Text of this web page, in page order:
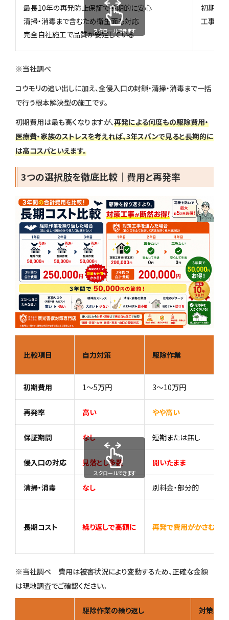
最長10年の再発防止保証で長期的に安心
清掃・消毒まで含むため衛生面も対応
完全自社施工で品質が安定している
初期費
工事期
スクロールできます
※当社調べ
コウモリの追い出しに加え、全侵入口の封鎖・清掃・消毒まで一括
で行う根本解決型の施工です。
初期費用は最も高くなりますが、再発による何度もの駆除費用・
医療費・家族のストレスを考えれば、3年スパンで見ると長期的に
は高コスパといえます。
3つの選択肢を徹底比較｜費用と再発率
比較項目 自力対策 駆除作業
初期費用 1～5万円 3〜10万円
再発率 高い やや高い
保証期間 なし 短期または無し
侵入口の対応 見落とし多数 開いたまま
清掃・消毒 なし 別料金・部分的
長期コスト 繰り返しで高額に 再発で費用がかさむ
スクロールできます
※当社調べ 費用は被害状況により変動するため、正確な金額
は現地調査でご確認ください。
駆除作業の繰り返し 対策工